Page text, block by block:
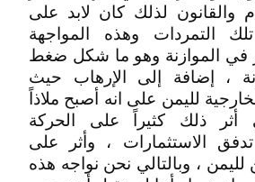
والقانون لذلك كان لابد على
التمردات وهذه المواجهة
في الموازنة وهو ما شكل ضغط
، إضافة إلى الإرهاب حيث
لليمن على انه أصبح ملاذاً
أثر ذلك كثيراً على الحركة
الاستثمارات ، وأثر على
، وبالتالي نحن نواجه هذه